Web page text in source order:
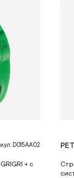
D015AA02
+ с